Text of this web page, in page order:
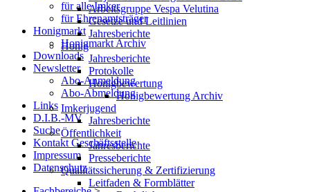
für alle Imker
für Ehrenamtsträger
Honigmarkt
Honigmarkt Archiv
Downloads
Newsletter
Abo-Anmeldung
Abo-Abmeldung
Links
D.I.B.-MV
Suche
Kontakt Geschäftsstelle
Impressum
Datenschutz
Arbeitsgruppe Vespa Velutina
Gesetze und Leitlinien
Jahresberichte
Honig
Jahresberichte
Protokolle
Honigbewertung
Honigbewertung Archiv
Imkerjugend
Jahresberichte
Öffentlichkeit
Jahresberichte
Presseberichte
Qualitätssicherung & Zertifizierung
Leitfaden & Formblätter